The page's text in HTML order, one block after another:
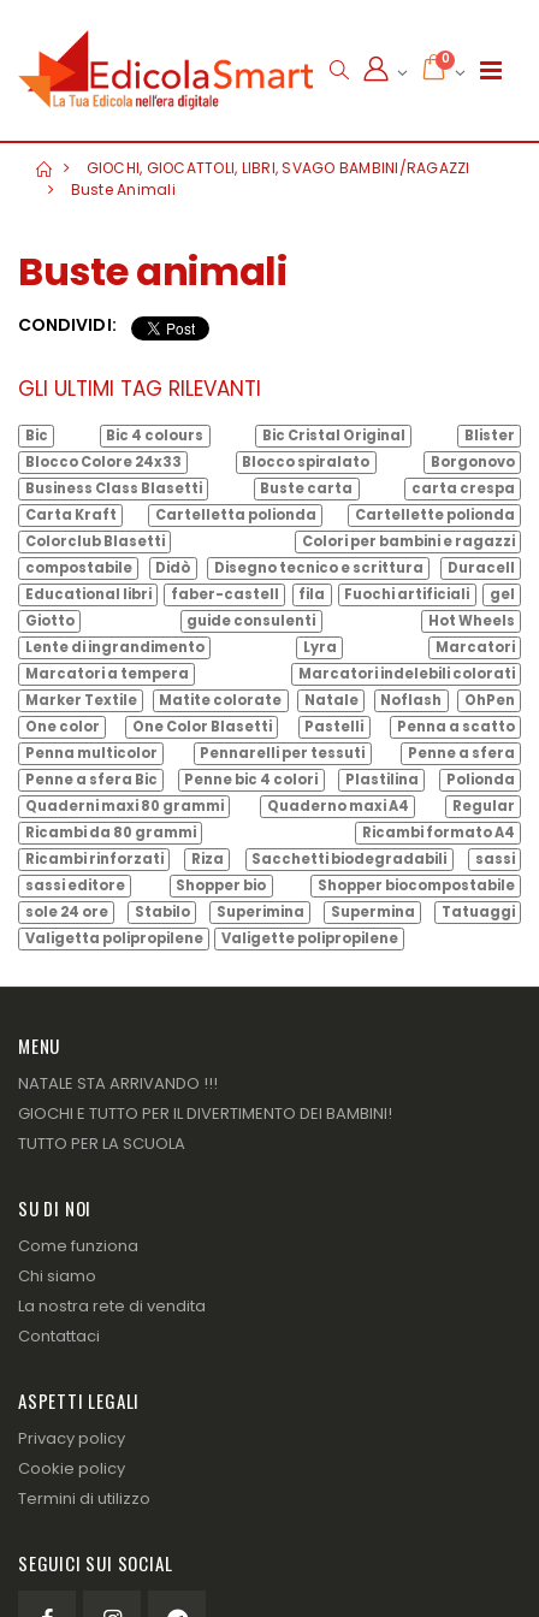
0
GIOCHI, GIOCATTOLI, LIBRI, SVAGO BAMBINI/RAGAZZI
Buste Animali
Buste animali
CONDIVIDI:
GLI ULTIMI TAG RILEVANTI
Bic Bic 4 colours Bic Cristal Original
Blister
Blocco Colore 24x33
Blocco spiralato
Borgonovo
Business Class Blasetti
Buste carta
carta crespa
Carta Kraft
Cartelletta polionda
Cartellette polionda
Colorclub Blasetti
Colori per bambini e ragazzi
compostabile
Didò Disegno tecnico e scrittura
Duracell
Educational libri
faber-castell fila Fuochi artificiali
gel
Giotto
guide consulenti
Hot Wheels
Lente di ingrandimento
Lyra
Marcatori
Marcatori a tempera
Marcatori indelebili colorati
Marker Textile
Matite colorate Natale Noflash
OhPen
One color
One Color Blasetti Pastelli
Penna a scatto
Penna multicolor
Pennarelli per tessuti
Penne a sfera
Penne a sfera Bic
Penne bic 4 colori Plastilina
Polionda
Quaderni maxi 80 grammi
Quaderno maxi A4
Regular
Ricambi da 80 grammi
Ricambi formato A4
Ricambi rinforzati
Riza Sacchetti biodegradabili
sassi
sassi editore
Shopper bio
Shopper biocompostabile
sole 24 ore
Stabilo Superimina Supermina
Tatuaggi
Valigetta polipropilene
Valigette polipropilene
MENU
NATALE STA ARRIVANDO !!!
GIOCHI E TUTTO PER IL DIVERTIMENTO DEI BAMBINI!
TUTTO PER LA SCUOLA
SU DI NOI
Come funziona
Chi siamo
La nostra rete di vendita
Contattaci
ASPETTI LEGALI
Privacy policy
Cookie policy
Termini di utilizzo
SEGUICI SUI SOCIAL